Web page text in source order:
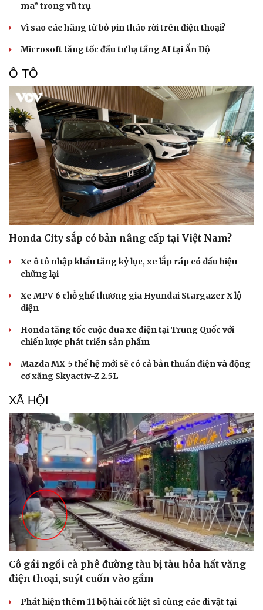
Sức khỏe
Dinh dưỡng - món ngon
Cây thuốc
Sản phụ khoa
Nhi khoa
Nam khoa
Làm đẹp - giảm cân
Phòng mạch online
Ăn sạch sống khỏe
Nhà đẹp
Blog
Tình yêu - Gia đình
ma” trong vũ trụ
Vì sao các hãng từ bỏ pin tháo rời trên điện thoại?
Microsoft tăng tốc đầu tư hạ tầng AI tại Ấn Độ
Ô TÔ
Honda City sắp có bản nâng cấp tại Việt Nam?
Xe ô tô nhập khẩu tăng kỷ lục, xe lắp ráp có dấu hiệu
chững lại
Xe MPV 6 chỗ ghế thương gia Hyundai Stargazer X lộ
diện
Honda tăng tốc cuộc đua xe điện tại Trung Quốc với
chiến lược phát triển sản phẩm
Mazda MX-5 thế hệ mới sẽ có cả bản thuần điện và động
cơ xăng Skyactiv-Z 2.5L
XÃ HỘI
Cô gái ngồi cà phê đường tàu bị tàu hỏa hất văng
điện thoại, suýt cuốn vào gầm
Phát hiện thêm 11 bộ hài cốt liệt sĩ cùng các di vật tại